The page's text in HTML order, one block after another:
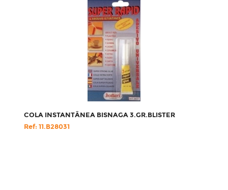
COLA INSTANTÂNEA BISNAGA 3.GR.BLISTER
Ref: 11.B28031